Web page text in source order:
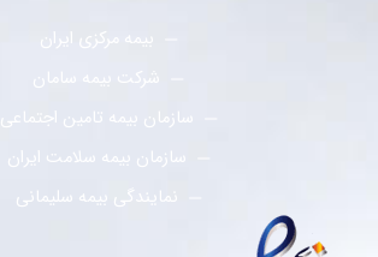
بیمه مرکزی ایران
شرکت بیمه سامان
سازمان بیمه تامین اجتماعی
سازمان بیمه سلامت ایران
نمایندگی بیمه سلیمانی